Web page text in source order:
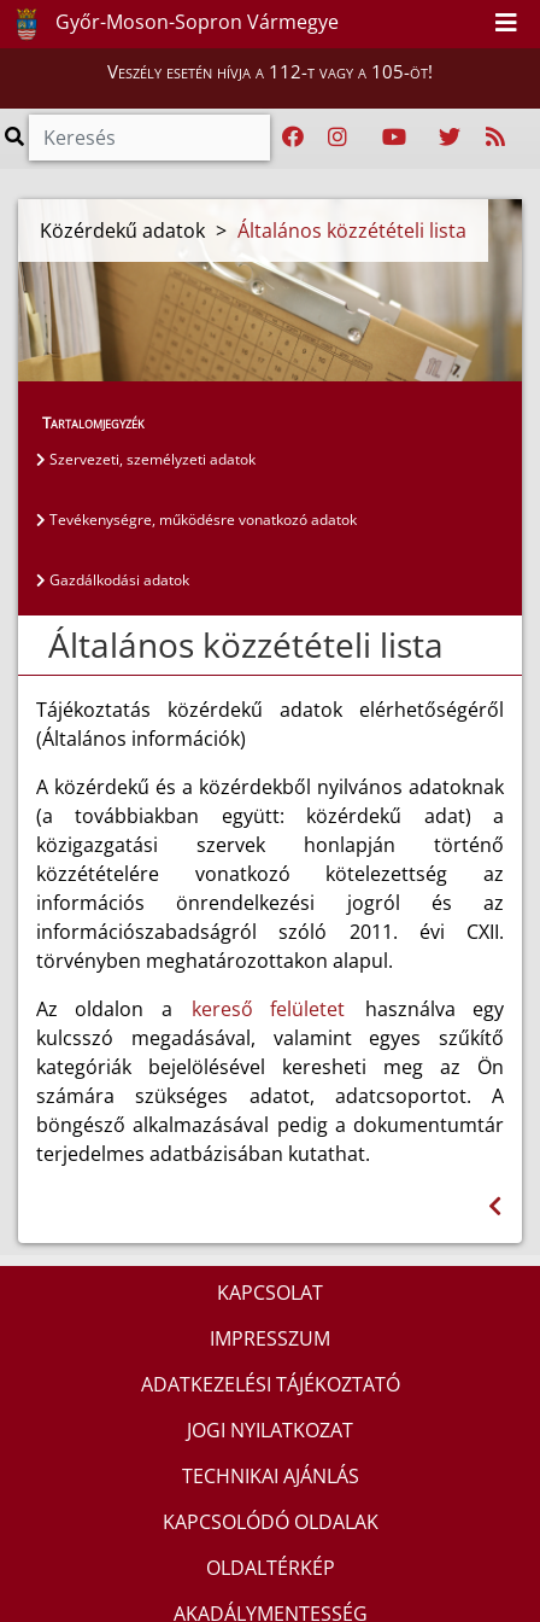
Győr-Moson-Sopron Vármegye
Veszély esetén hívja a 112-t vagy a 105-öt!
Közérdekű adatok > Általános közzétételi lista
Tartalomjegyzék
Szervezeti, személyzeti adatok
Tevékenységre, működésre vonatkozó adatok
Gazdálkodási adatok
Általános közzétételi lista
Tájékoztatás közérdekű adatok elérhetőségéről
(Általános információk)
A közérdekű és a közérdekből nyilvános adatoknak
(a továbbiakban együtt: közérdekű adat) a
közigazgatási szervek honlapján történő
közzétételére vonatkozó kötelezettség az
információs önrendelkezési jogról és az
információszabadságról szóló 2011. évi CXII.
törvényben meghatározottakon alapul.
Az oldalon a
kereső felületet
használva egy
kulcsszó megadásával, valamint egyes szűkítő
kategóriák bejelölésével keresheti meg az Ön
számára szükséges adatot, adatcsoportot. A
böngésző alkalmazásával pedig a dokumentumtár
terjedelmes adatbázisában kutathat.
KAPCSOLAT
IMPRESSZUM
ADATKEZELÉSI TÁJÉKOZTATÓ
JOGI NYILATKOZAT
TECHNIKAI AJÁNLÁS
KAPCSOLÓDÓ OLDALAK
OLDALTÉRKÉP
AKADÁLYMENTESSÉG